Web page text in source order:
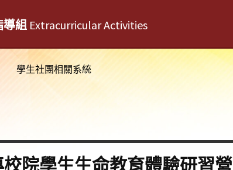
組 Extracurricular Activities
學生社團相關系統
校院學生生命教育體驗研習營